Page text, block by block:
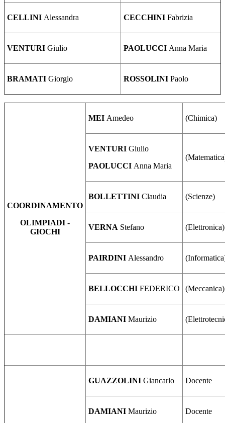
CELLINI Alessandra CECCHINI Fabrizia
VENTURI Giulio PAOLUCCI Anna Maria
BRAMATI Giorgio ROSSOLINI Paolo
COORDINAMENTO
OLIMPIADI -
GIOCHI
MEI Amedeo (Chimica)
VENTURI Giulio
PAOLUCCI Anna Maria
BOLLETTINI Claudia (Scienze)
VERNA Stefano (Elettronica)
PAIRDINI Alessandro
BELLOCCHI FEDERICO (Meccanica)
DAMIANI Maurizio
GUAZZOLINI Giancarlo Docente
DAMIANI Maurizio Docente